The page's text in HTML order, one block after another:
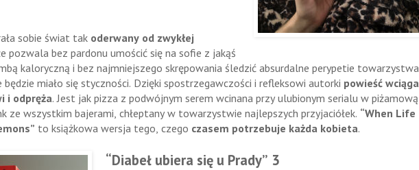
sobie świat tak oderwany od zwykłej
pozwala bez pardonu umościć się na sofie z jakąś
kaloryczną i bez najmniejszego skrępowania śledzić absurdalne perypetie towarzystwa,
będzie miało się styczności. Dzięki spostrzegawczości i refleksowi autorki powieść wciąga
i odpręża. Jest jak pizza z podwójnym serem wcinana przy ulubionym serialu w piżamową
ze wszystkim bajerami, chłeptany w towarzystwie najlepszych przyjaciółek. “When Life
to książkowa wersja tego, czego czasem potrzebuje każda kobieta.
“Diabeł ubiera się u Prady” 3